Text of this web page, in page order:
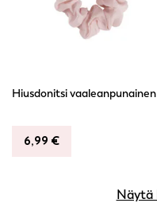
Hiusdonitsi vaaleanpunainen
6,99 €
Näytä